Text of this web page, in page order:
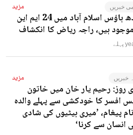
خبریں مزید
سندھ ہاؤس اسلام آباد میں 24 ایم این
ہیں، راجہ ریاض کا انکشاف
خبریں مزید
روز: رحیم یار خان میں خاتون
افسر کا خودکشی سے پہلے والدہ
پیغام، ’میری بیٹیوں کی شادی
انسان سے کرنا‘